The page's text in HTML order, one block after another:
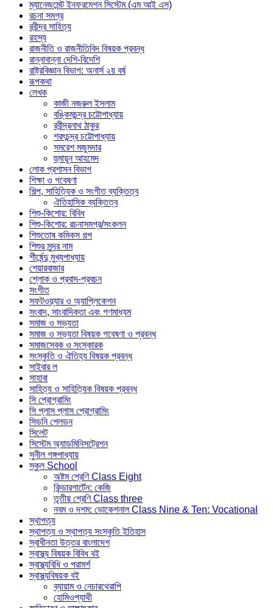
ম্যানেজমেন্ট ইনফরমেশন সিস্টেম (এম আই এস)
রচনা সমগ্র
রবীন্দ্র সাহিত্য
রহস্য
রাজনীতি ও রাজনীতিবিদ বিষয়ক প্রবন্ধ
রান্নাবান্না দেশি-বিদেশি
রাষ্ট্রবিজ্ঞান বিভাগ: অনার্স ২য় বর্ষ
রূপকথা
লেখক
কাজী নজরুল ইসলাম
বঙ্কিমচন্দ্র চট্টোপাধ্যায়
রবীন্দ্রনাথ ঠাকুর
শরৎচন্দ্র চট্টোপাধ্যায়
সমরেশ মজুমদার
হুমায়ূন আহমেদ
লোক প্রশাসন বিভাগ
শিক্ষা ও গবেষণা
শিল্প, সাহিত্যিক ও সংগীত ব্যক্তিত্ব
ঐতিহাসিক ব্যক্তিত্ব
শিশু-কিশোর: বিবিধ
শিশু-কিশোর: রচনাসমগ্র/সংকলন
শিশুতোষ কমিকস গল্প
শিশুর সুন্দর নাম
শীর্ষেন্দু মুখ্যপাধ্যায়
শেয়ারবাজার
শ্লোক ও প্রবাদ-প্রবচন
সংগীত
সফটওয়্যার ও অ্যাপ্লিকেশন
সংবাদ, সাংবাদিকতা এবং গণমাধ্যম
সমাজ ও সভ্যতা
সমাজ ও সভ্যতা বিষয়ক গবেষণা ও প্রবন্ধ
সমাজসেবক ও সংস্কারক
সংস্কৃতি ও ঐতিহ্য বিষয়ক প্রবন্ধ
সাইবার ল
সাহাবা
সাহিত্য ও সাহিত্যিক বিষয়ক প্রবন্ধ
সি প্রোগ্রামিং
সি প্লাস প্লাস প্রোগ্রামিং
সিডনি শেলডন
সিলেট
সিস্টেম অ্যাডমিনিসট্রেশন
সুনীল গঙ্গপাধ্যায়
স্কুল School
অষ্টম শ্রেণি Class Eight
কিন্ডারগার্টেন: কেজি
তৃতীয় শ্রেণি Class three
নবম ও দশম: ভোকেশনাল Class Nine & Ten: Vocational
স্থাপত্য
স্থাপত্য ও স্থাপত্য সংস্কৃতি ইতিহাস
স্বাধীনতা উত্তর বাংলাদেশ
স্বাস্থ্য বিষয়ক বিবিধ বই
স্বাস্থ্যবিধি ও পরামর্শ
স্বাস্থ্যবিষয়ক বই
ব্যায়াম ও নেচারথেরাপি
হোমিওপ্যাথী